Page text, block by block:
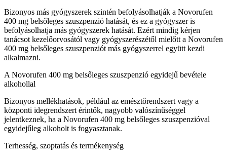
Bizonyos más gyógyszerek szintén befolyásolhatják a Novorufen
400 mg belsőleges szuszpenzió hatását, és ez a gyógyszer is
befolyásolhatja más gyógyszerek hatását. Ezért mindig kérjen
tanácsot kezelőorvosától vagy gyógyszerészétől mielőtt a Novorufen
400 mg belsőleges szuszpenziót más gyógyszerrel együtt kezdi
alkalmazni.
A Novorufen 400 mg belsőleges szuszpenzió egyidejű bevétele
alkohollal
Bizonyos mellékhatások, például az emésztőrendszert vagy a
központi idegrendszert érintők, nagyobb valószínűséggel
jelentkeznek, ha a Novorufen 400 mg belsőleges szuszpenzióval
egyidejűleg alkoholt is fogyasztanak.
Terhesség, szoptatás és termékenység